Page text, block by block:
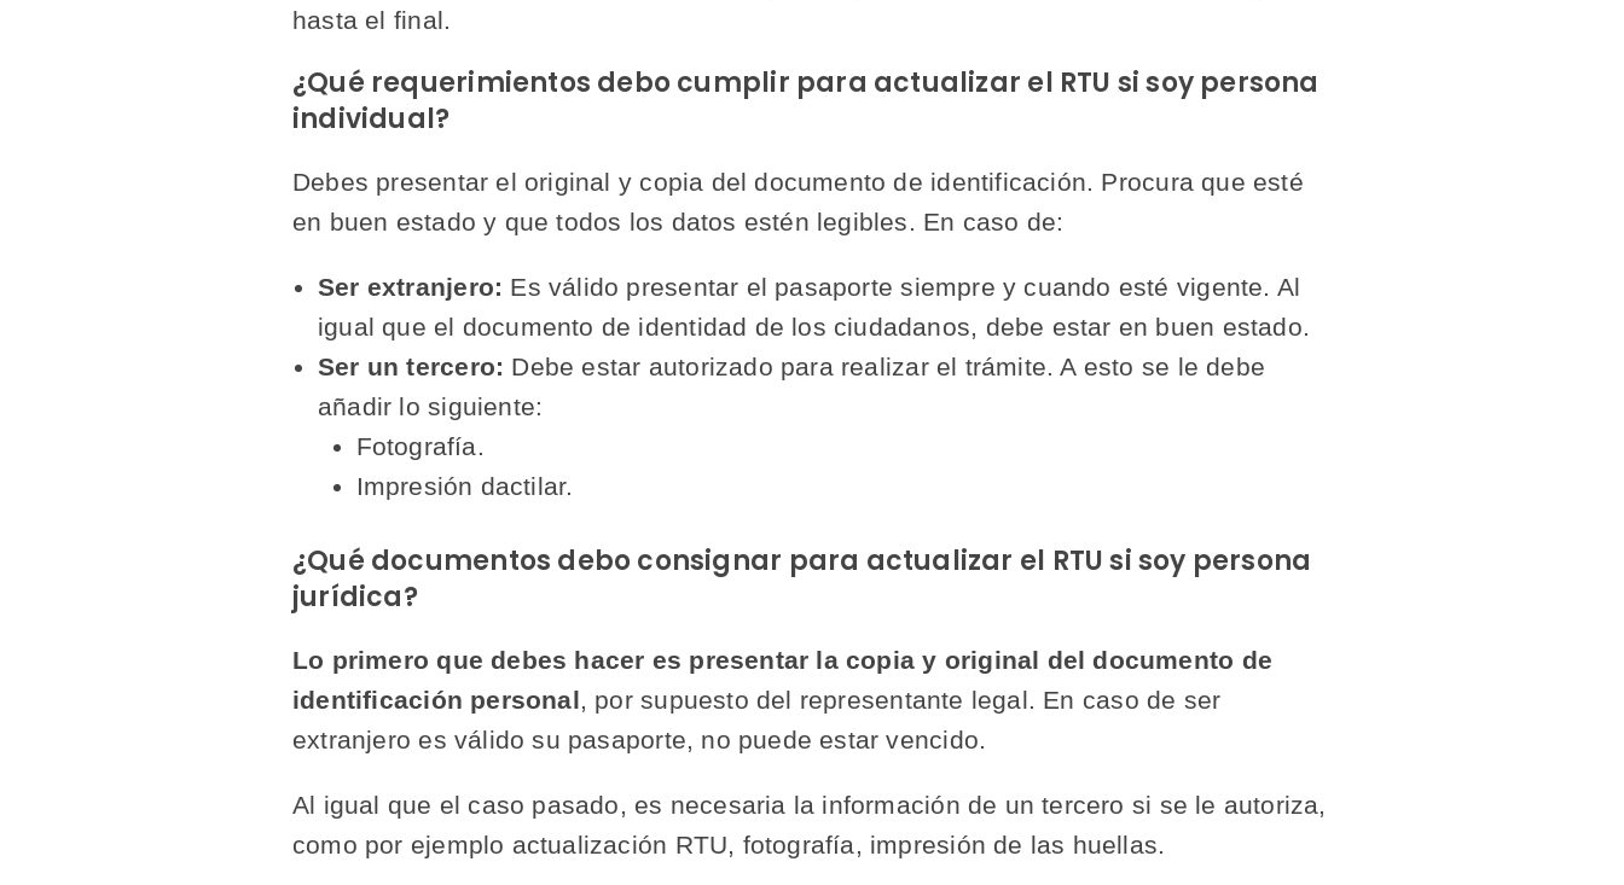
hasta el final.
¿Qué requerimientos debo cumplir para actualizar el RTU si soy persona
individual?
Debes presentar el original y copia del documento de identificación. Procura que esté
en buen estado y que todos los datos estén legibles. En caso de:
Ser extranjero: Es válido presentar el pasaporte siempre y cuando esté vigente. Al
igual que el documento de identidad de los ciudadanos, debe estar en buen estado.
Ser un tercero: Debe estar autorizado para realizar el trámite. A esto se le debe
añadir lo siguiente:
Fotografía.
Impresión dactilar.
¿Qué documentos debo consignar para actualizar el RTU si soy persona
jurídica?
Lo primero que debes hacer es presentar la copia y original del documento de
identificación personal, por supuesto del representante legal. En caso de ser
extranjero es válido su pasaporte, no puede estar vencido.
Al igual que el caso pasado, es necesaria la información de un tercero si se le autoriza,
como por ejemplo actualización RTU, fotografía, impresión de las huellas.